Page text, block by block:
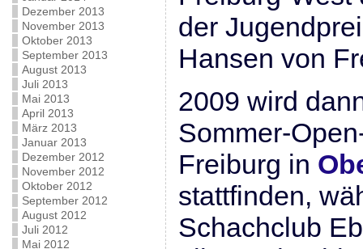
Dezember 2013
November 2013
Oktober 2013
September 2013
August 2013
Juli 2013
Mai 2013
April 2013
März 2013
Januar 2013
Dezember 2012
November 2012
Oktober 2012
September 2012
August 2012
Juli 2012
Mai 2012
der
Hansen von
2009 wird
Sommer-
Freiburg in
stattfinden,
Schachclub